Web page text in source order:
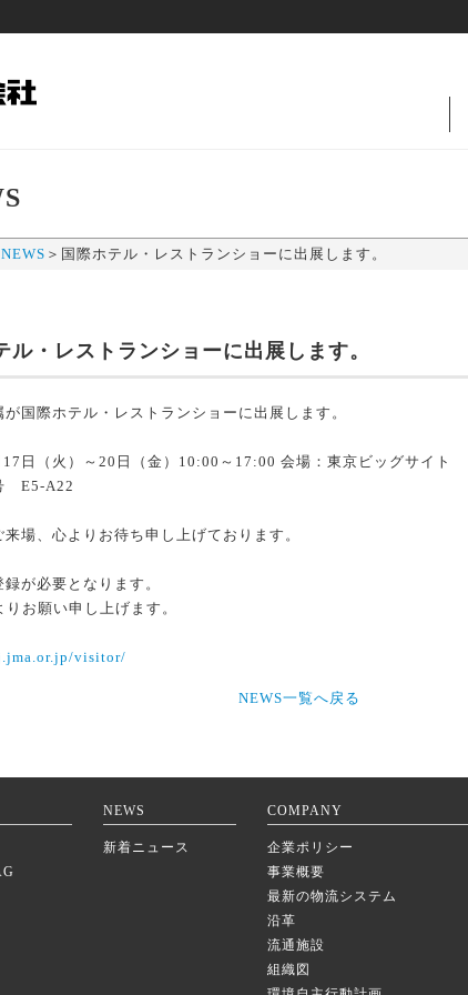
NEWS ＞ 国際ホテル・レストランショーに出展します。
ル・レストランショーに出展します。
国際ホテル・レストランショーに出展します。
日（火）～20日（金）10:00～17:00 会場：東京ビッグサイト
E5-A22
来場、心よりお待ち申し上げております。
が必要となります。
お願い申し上げます。
visitor/
NEWS一覧へ戻る
NEWS
新着ニュース
COMPANY
企業ポリシー
事業概要
最新の物流システム
沿革
流通施設
組織図